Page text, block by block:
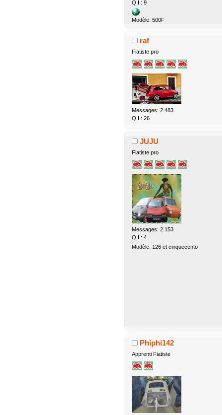
Q.I.: 9
Modèle: 500F
raf
Fiatiste pro
Messages: 2.483
Q.I.: 26
JUJU
Fiatiste pro
Messages: 2.153
Q.I.: 4
Modèle: 126 et cinquecento
Phiphi142
Apprenti Fiatiste